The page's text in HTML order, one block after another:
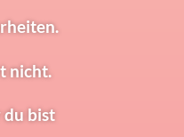
nicht.
du bist